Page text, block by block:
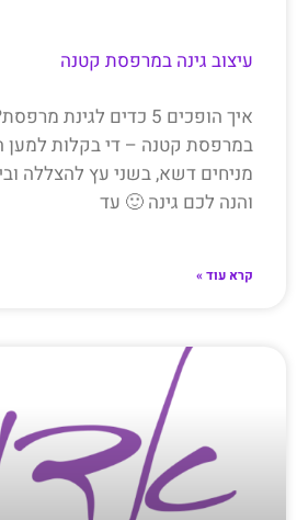
עיצוב גינה במרפסת קטנה
איך הופכים 5 כדים לגינת
במרפסת קטנה – די בקלות למען
מניחים דשא, בשני עץ להצללה
והנה לכם גינה 🙂 עד
קרא עוד »